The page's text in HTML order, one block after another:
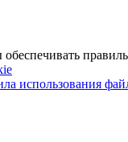
использования